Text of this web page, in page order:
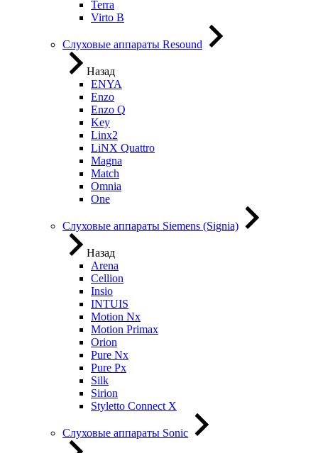
Terra
Virto B
Слуховые аппараты Resound
Назад
ENYA
Enzo
Enzo Q
Key
Linx2
LiNX Quattro
Magna
Match
Omnia
One
Слуховые аппараты Siemens (Signia)
Назад
Arena
Cellion
Insio
INTUIS
Motion Nx
Motion Primax
Orion
Pure Nx
Pure Px
Silk
Sirion
Styletto Connect X
Слуховые аппараты Sonic